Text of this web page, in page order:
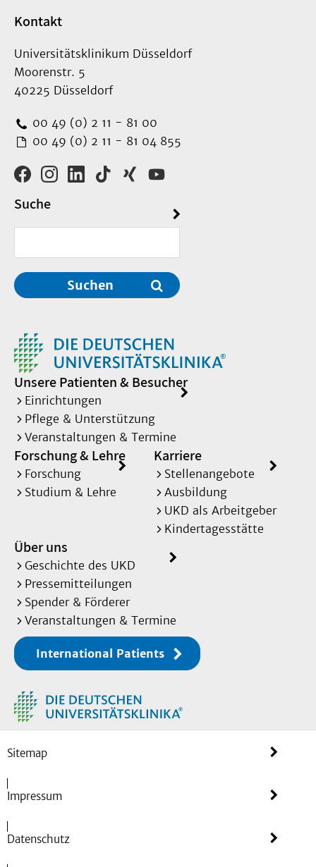
Kontakt
Universitätsklinikum Düsseldorf
Moorenstr. 5
40225 Düsseldorf
00 49 (0) 2 11 - 81 00
00 49 (0) 2 11 - 81 04 855
Suche
Suchen
Unsere Patienten & Besucher
Einrichtungen
Pflege & Unterstützung
Veranstaltungen & Termine
Forschung & Lehre
Forschung
Studium & Lehre
Karriere
Stellenangebote
Ausbildung
UKD als Arbeitgeber
Kindertagesstätte
Über uns
Geschichte des UKD
Pressemitteilungen
Spender & Förderer
Veranstaltungen & Termine
International Patients
Sitemap
Impressum
Datenschutz